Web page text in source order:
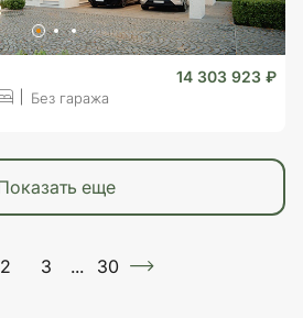
14 303 923 ₽
Без гаража
показать еще
2 3 ... 30